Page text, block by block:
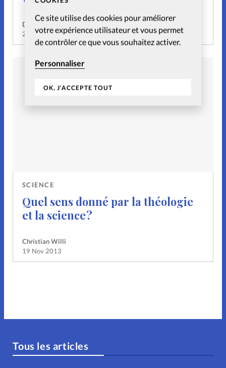
Ce site utilise des cookies pour améliorer
votre expérience utilisateur et vous permet
de contrôler ce que vous souhaitez activer.
Personnaliser
OK, J'ACCEPTE TOUT
David Métreau
20 Avr 2021
SCIENCE
Quel sens donné par la théologie
et la science ?
Christian Willi
19 Nov 2013
Tous les articles